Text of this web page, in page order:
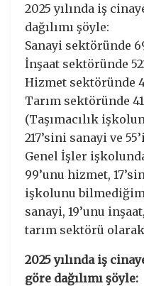
2025 yılında iş
dağılımı şöyle:
Sanayi sektöründe
İnşaat sektöründe
Hizmet sektöründe
Tarım sektöründe
(Taşımacılık
217’sini sanayi ve
Genel İşler
99’unu hizmet,
işkolunu
sanayi, 19’unu
tarım sektörü olarak
2025 yılında iş
göre dağılımı şöyle: